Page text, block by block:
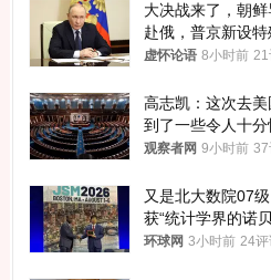
大决战来了，朝鲜
赴俄，普京新设特
76岁老将扛旗
虚怀论语 8小时前 21
高志凯：这次去
到了一些令人十分
息
观察者网 9小时前 37
又是北大数院07
获“统计学界的诺
环球网 3小时前 24评